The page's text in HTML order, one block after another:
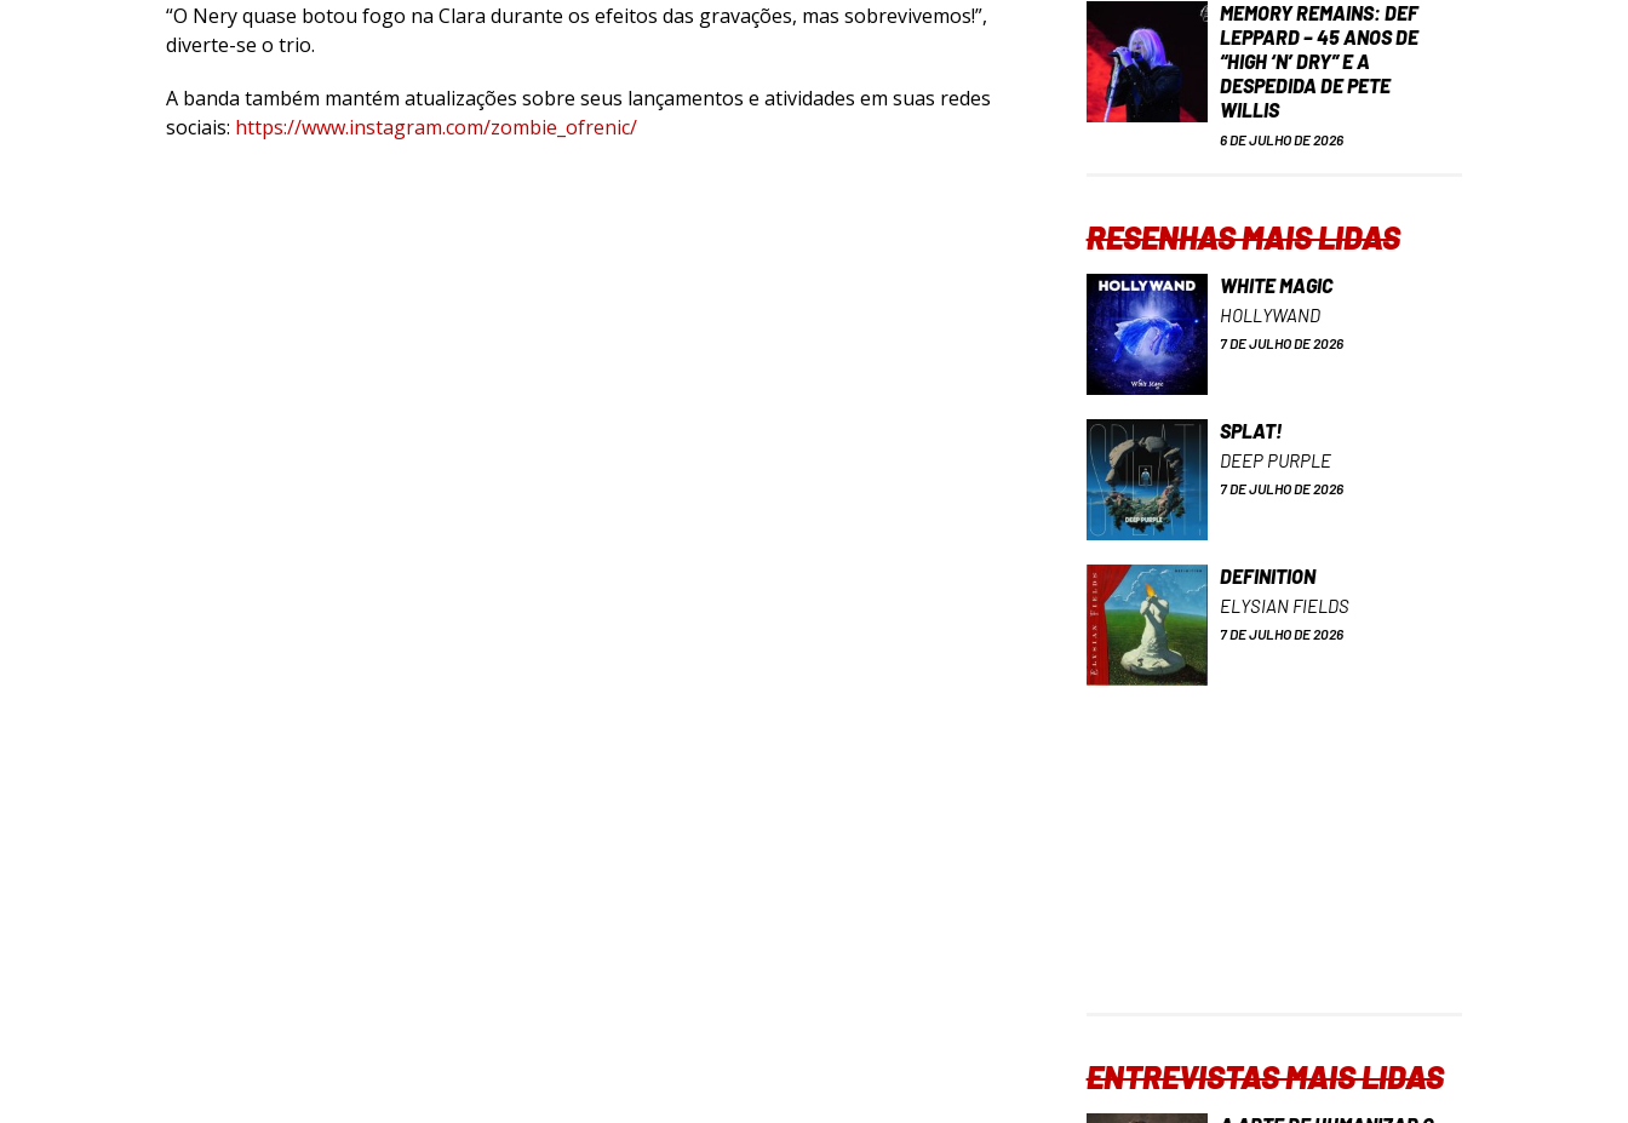
“O Nery quase botou fogo na Clara durante os efeitos das gravações, mas sobrevivemos!”,
diverte-se o trio.
A banda também mantém atualizações sobre seus lançamentos e atividades em suas redes
sociais: https://www.instagram.com/zombie_ofrenic/
MEMORY REMAINS: DEF
LEPPARD – 45 ANOS DE
“HIGH ‘N’ DRY” E A
DESPEDIDA DE PETE
WILLIS
6 DE JULHO DE 2026
RESENHAS MAIS LIDAS
WHITE MAGIC
HOLLYWAND
7 DE JULHO DE 2026
SPLAT!
DEEP PURPLE
7 DE JULHO DE 2026
DEFINITION
ELYSIAN FIELDS
7 DE JULHO DE 2026
ENTREVISTAS MAIS LIDAS